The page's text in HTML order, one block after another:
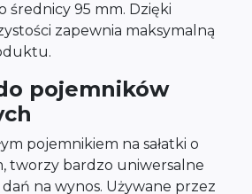
o średnicy 95 mm. Dzięki
zapewnia maksymalną
pojemników
pojemnikiem na sałatki o
tworzy bardzo uniwersalne
na wynos. Używane przez